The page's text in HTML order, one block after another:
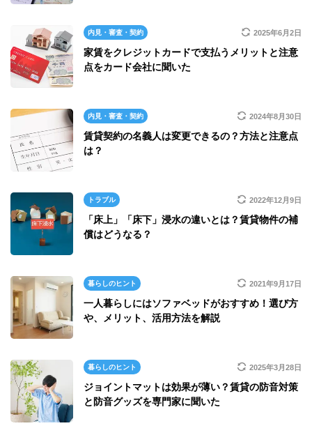
内見・審査・契約 2025年6月2日
家賃をクレジットカードで支払うメリットと注意
点をカード会社に聞いた
内見・審査・契約 2024年8月30日
賃貸契約の名義人は変更できるの？方法と注意点
は？
トラブル 2022年12月9日
「床上」「床下」浸水の違いとは？賃貸物件の補
償はどうなる？
暮らしのヒント 2021年9月17日
一人暮らしにはソファベッドがおすすめ！選び方
や、メリット、活用方法を解説
暮らしのヒント 2025年3月28日
ジョイントマットは効果が薄い？賃貸の防音対策
と防音グッズを専門家に聞いた